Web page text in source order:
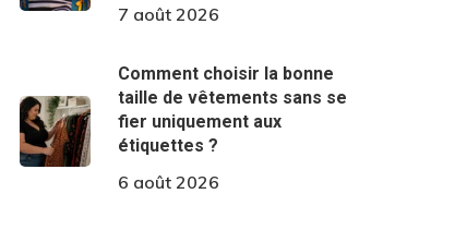
7 août 2026
Comment choisir la bonne
taille de vêtements sans se
fier uniquement aux
étiquettes ?
6 août 2026